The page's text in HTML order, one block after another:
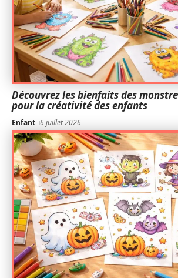
Découvrez les bienfaits des
pour la créativité des enfants
Enfant 6 juillet 2026